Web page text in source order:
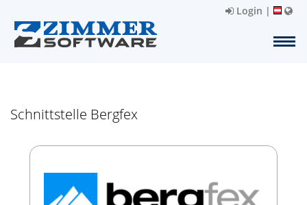
Login |
Schnittstelle Bergfex